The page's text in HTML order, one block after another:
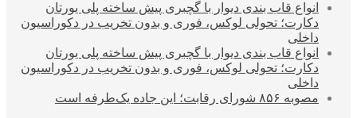
انواع قاب بندی دیوار با گچبری پیش ساخته پلی یورتان
دکارت؛ تحولی لوکس، فوری و بدون تخریب در دکوراسیون
داخلی
انواع قاب بندی دیوار با گچبری پیش ساخته پلی یورتان
دکارت؛ تحولی لوکس، فوری و بدون تخریب در دکوراسیون
داخلی
مصوبه ۸۵۶ شورای رقابت؛ این جاده یک‌طرفه است